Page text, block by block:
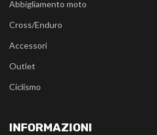
Abbigliamento moto
Cross/Enduro
Accessori
Outlet
Ciclismo
INFORMAZIONI